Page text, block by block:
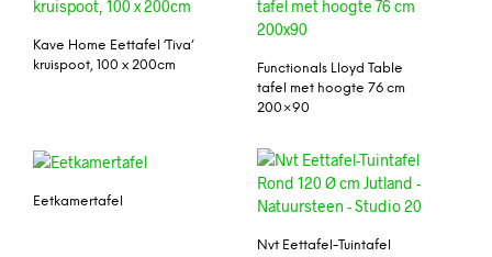
Kave Home Eettafel ‘Tiva’
kruispoot, 100 x 200cm
Functionals Lloyd Table
tafel met hoogte 76 cm
200×90
Eetkamertafel
Nvt Eettafel-Tuintafel